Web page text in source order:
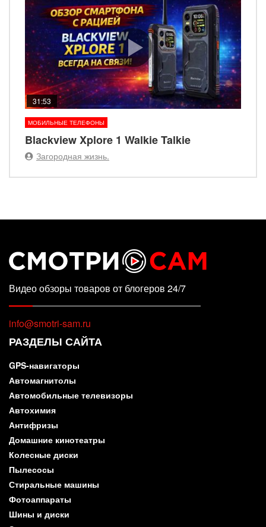
31:53
МОБИЛЬНЫЕ ТЕЛЕФОНЫ
Blackview Xplore 1 Walkie Talkie
Загородная жизнь.
Видео обзоры товаров от блогеров 24/7
info@smotri-sam.ru
РАЗДЕЛЫ САЙТА
GPS-навигаторы
Автомагнитолы
Автомобильные телевизоры
Автохимия
Антифризы
Домашние кинотеатры
Колесные диски
Пылесосы
Стиральные машины
Фотоаппараты
Шины и диски